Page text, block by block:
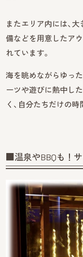
またエリア内には、
備などを用意したア
れています。
海を眺めながらゆっ
ーツや遊びに熱中し
く、自分たちだけの
■温泉やBBQも！